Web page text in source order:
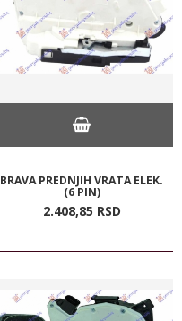
BRAVA PREDNJIH VRATA ELEK.
(6 PIN)
2.408,85 RSD